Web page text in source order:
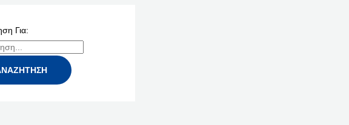
Για: